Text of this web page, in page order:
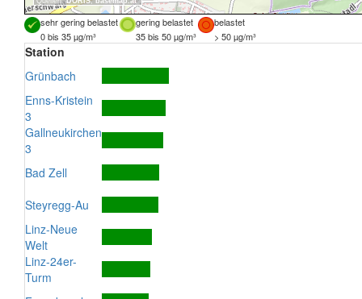
sehr gering belastet gering belastet
belastet
0 bis 35 µg/m³
35 bis 50 µg/m³ > 50 µg/m³
Station
Grünbach
Enns-Kristein
3
Gallneukirchen
3
Bad Zell
Steyregg-Au
Linz-Neue
Welt
Linz-24er-
Turm